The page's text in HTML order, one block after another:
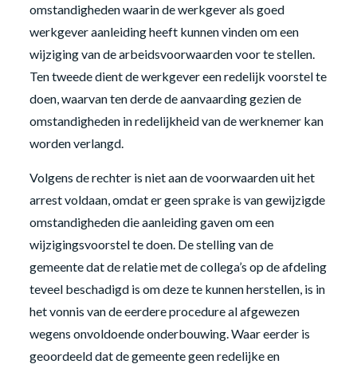
omstandigheden waarin de werkgever als goed
werkgever aanleiding heeft kunnen vinden om een
wijziging van de arbeidsvoorwaarden voor te stellen.
Ten tweede dient de werkgever een redelijk voorstel te
doen, waarvan ten derde de aanvaarding gezien de
omstandigheden in redelijkheid van de werknemer kan
worden verlangd.
Volgens de rechter is niet aan de voorwaarden uit het
arrest voldaan, omdat er geen sprake is van gewijzigde
omstandigheden die aanleiding gaven om een
wijzigingsvoorstel te doen. De stelling van de
gemeente dat de relatie met de collega’s op de afdeling
teveel beschadigd is om deze te kunnen herstellen, is in
het vonnis van de eerdere procedure al afgewezen
wegens onvoldoende onderbouwing. Waar eerder is
geoordeeld dat de gemeente geen redelijke en